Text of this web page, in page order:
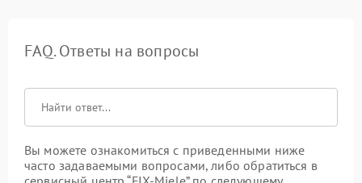
FAQ. Ответы на вопросы
Вы можете ознакомиться с приведенными ниже
часто задаваемыми вопросами, либо обратиться в